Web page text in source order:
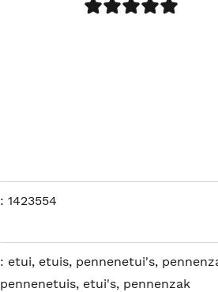
:1423554
: etui, etuis, pennenetui's,
pennenetuis, etui's, pennenzak